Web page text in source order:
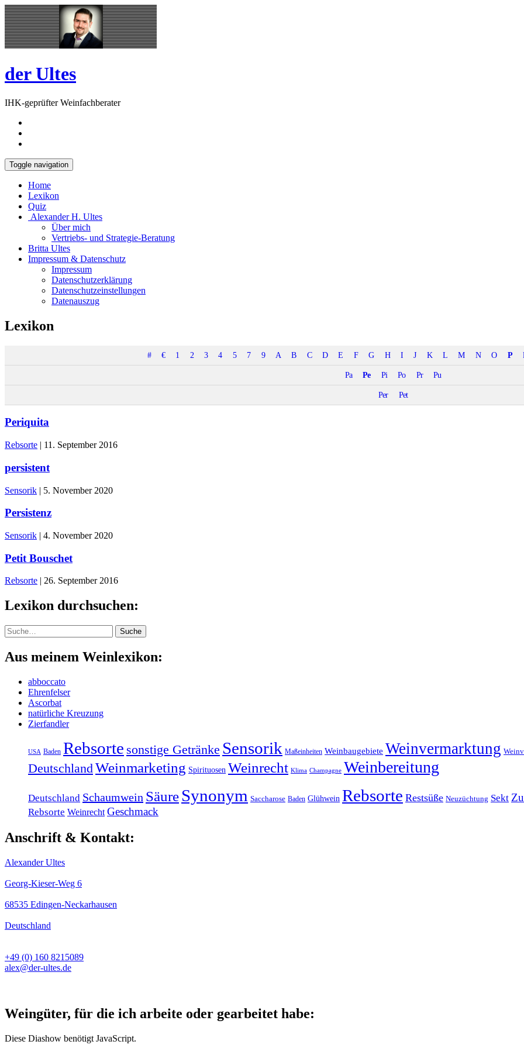
Skip
to
content
Open
Sidebar
der Ultes
IHK-geprüfter Weinfachberater
Toggle navigation
Home
Lexikon
Quiz
Alexander H. Ultes
Über mich
Vertriebs- und Strategie-Beratung
Britta Ultes
Impressum & Datenschutz
Impressum
Datenschutzerklärung
Datenschutzeinstellungen
Datenauszug
Lexikon
# € 1 2 3 4 5 7 9 A B C D E F G H I J K L M N O P
Pa Pe Pi Po Pr Pu
Per Pet
Periquita
Rebsorte | 11. September 2016
persistent
Sensorik | 5. November 2020
Persistenz
Sensorik | 4. November 2020
Petit Bouschet
Rebsorte | 26. September 2016
Lexikon durchsuchen:
Suche Suche
Aus meinem Weinlexikon:
abboccato
Ehrenfelser
Ascorbat
natürliche Kreuzung
Zierfandler
USA Baden Rebsorte sonstige Getränke Sensorik Maßeinheiten Weinbaugebiete Weinvermarktung
DeutschlandWeinmarketing Spirituosen Weinrecht Klima Champagne Weinbereitung
Deutschland Schaumwein Säure Synonym Saccharose Baden Glühwein Rebsorte Restsüße Neuzüchtung Sekt
Rebsorte Weinrecht Geschmack
Anschrift & Kontakt:
Alexander Ultes
Georg-Kieser-Weg 6
68535 Edingen-Neckarhausen
Deutschland
+49 (0) 160 8215089
alex@der-ultes.de
Weingüter, für die ich arbeite oder gearbeitet habe:
Diese Diashow benötigt JavaScript.